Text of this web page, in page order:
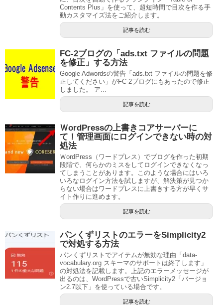
Contents Plus」を使って、超短時間で目次を作る手
動カスタマイズ法をご紹介します。
記事を読む
FC-2ブログの「ads.txt ファイルの問題
を修正」する方法
Google Adwordsの警告「ads.txt ファイルの問題を修
正してください」がFC-2ブログにもあったので修正
しました。 ア...
記事を読む
ＷordPressの上書きコアサーバーに
て！管理画面にログインできない時の対
処法
ＷordPress（ワードプレス）でブログを作った初期
段階で、何らかのミスをしてログインできなくなっ
てしまうことがあります。このような場合にはいろ
いろなログイン方法を試しますが、解決策が見つか
らない場合はワードプレスに上書きする方が早くサ
イト作りに進めます。
記事を読む
パンくずリストのエラーをSimplicity2
で対処する方法
パンくずリストでアイテムが無効な理由「data-
vocabulary.org スキーマのサポートは終了します」
の対処法を記載します。上記のエラーメッセージが
出るのは、WordPressで古いSimplicity2「バージョ
ン2.7以下」を使っている場合です。
記事を読む